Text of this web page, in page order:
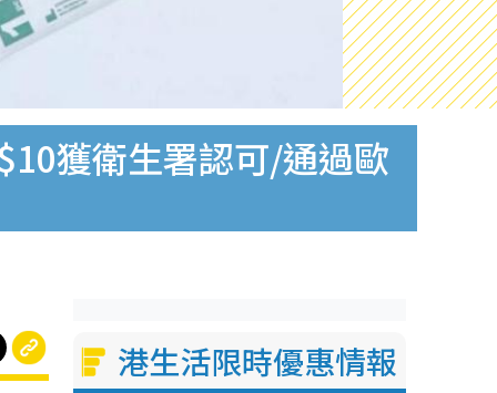
獲衛生署認可/通過歐
港生活限時優惠情報